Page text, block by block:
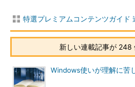
特選プレミアムコンテンツガイド
新しい連載記事が 248
Windows使いが理解に苦